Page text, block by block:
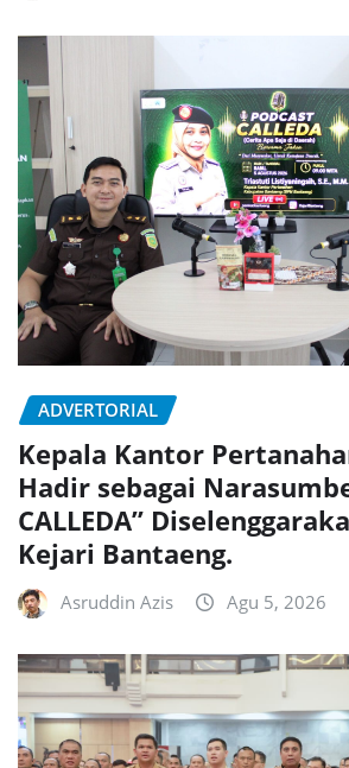
ADVERTORIAL
Kepala Kantor
Hadir sebagai
CALLEDA”
Kejari Bantaeng.
Asruddin Azis Agu 5, 2026